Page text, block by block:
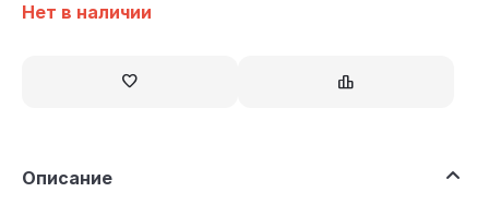
Нет в наличии
Описание